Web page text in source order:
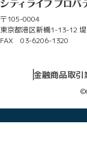
〒105-0004
東京都港区新橋1-13-12
FAX 03-6206-1320
金融商品取引